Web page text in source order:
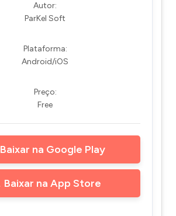
Autor:
ParKel Soft
Plataforma:
Android/iOS
Preço:
Free
Baixar na Google Play
Baixar na App Store